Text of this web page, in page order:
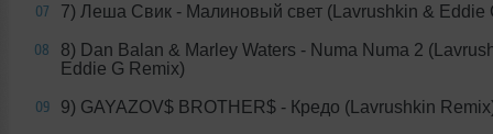
07 7) Леша Свик - Малиновый свет (Lavrushkin & Eddie
08
8) Dan Balan & Marley Waters - Numa Numa 2
Eddie G Remix)
09 9) GAYAZOV$ BROTHER$ - Кредо (Lavrushkin